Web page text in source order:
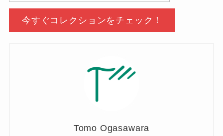
今すぐコレクションをチェック！
Tomo Ogasawara